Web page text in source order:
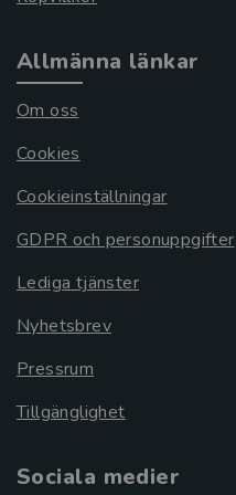
Allmänna länkar
Om oss
Cookies
Cookieinställningar
GDPR och personuppgifter
Lediga tjänster
Nyhetsbrev
Pressrum
Tillgänglighet
Sociala medier